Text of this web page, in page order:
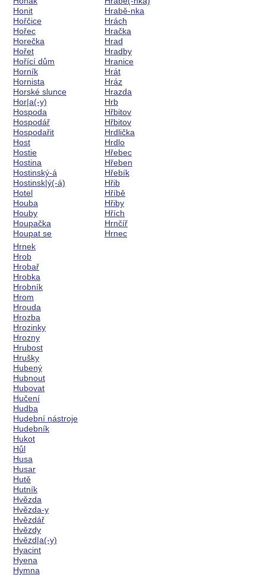
Honit
Hořčice
Hořec
Horečka
Hořet
Hořící dům
Horník
Hornista
Horské slunce
Hor|a(-y)
Hospoda
Hospodář
Hospodařit
Host
Hostie
Hostina
Hostinský-á
Hostinsk|ý(-á)
Hotel
Houba
Houby
Houpačka
Houpat se
Hrabě-nka
Hrách
Hračka
Hrad
Hradby
Hranice
Hrát
Hráz
Hrazda
Hrb
Hřbitov
Hřbitov
Hrdlička
Hrdlo
Hřebec
Hřeben
Hřebík
Hřib
Hříbě
Hřiby
Hřích
Hrnčíř
Hrnec
Hrnek
Hrob
Hrobař
Hrobka
Hrobník
Hrom
Hrouda
Hrozba
Hrozinky
Hrozny
Hrubost
Hrušky
Hubený
Hubnout
Hubovat
Hučení
Hudba
Hudební nástroje
Hudebník
Hukot
Hůl
Husa
Husar
Hutě
Hutník
Hvězda
Hvězda-y
Hvězdář
Hvězdy
Hvězd|a(-y)
Hyacint
Hyena
Hymna